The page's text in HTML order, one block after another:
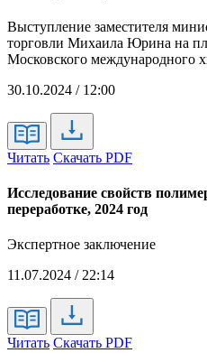
Выступление заместителя
торговли Михаила Юрина на
Московского международного
30.10.2024 / 12:00
Читать Скачать PDF
Исследование свойств
переработке, 2024 год
Экспертное заключение
11.07.2024 / 22:14
Читать Скачать PDF